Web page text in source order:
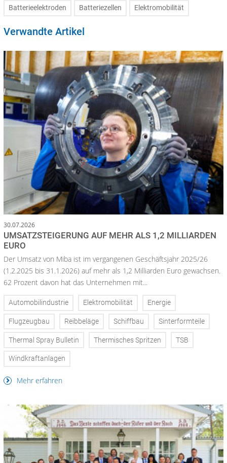
Batterieelektroden Batteriezellen Elektromobilität
Verwandte Artikel
30.07.2026
UMSATZSTEIGERUNG AUF MEHR ALS 1,2 MILLIARDEN
EURO
Der Umsatz von Miba ist im vergangenen Geschäftsjahr 2025/26
(1.2.2025 bis 31.1.2026) auf mehr als 1,2 Milliarden Euro gewachsen.
62 Prozent davon hat das Unternehmen mit...
Automobilindustrie Elektromobilität Energie
Flugzeugbau Reibbeläge Schiffbau Sinterformteile
Thermal Spray Bulletin Thermisches Spritzen TSB
Windkraftanlagen
Mehr erfahren